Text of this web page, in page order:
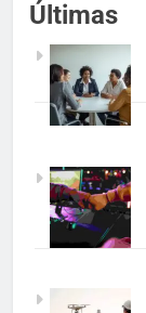
Últimas